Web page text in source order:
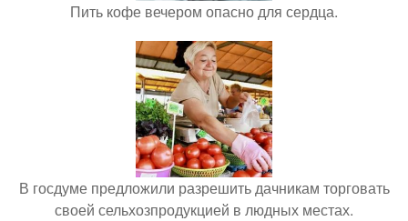
Пить кофе вечером опасно для сердца.
В госдуме предложили разрешить дачникам торговать
своей сельхозпродукцией в людных местах.